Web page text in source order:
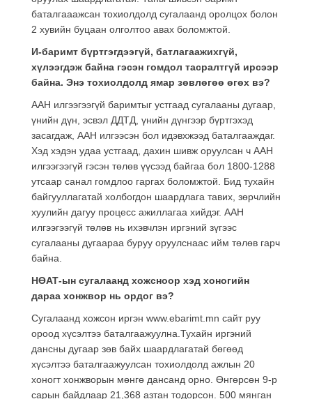
баталгааажсан тохиолдолд сугалаанд оролцох болон
2 хувийн буцаан олголтоо авах боломжтой.
И-баримт бүртгэгдээгүй, батлагаажихгүй,
хүлээгдэж байна гэсэн гомдол тасралтгүй ирсээр
байна. Энэ тохиолдолд ямар зөвлөгөө өгөх вэ?
ААН илгээгээгүй баримтыг устгаад сугалааны дугаар,
үнийн дүн, эсвэл ДДТД, үнийн дүнгээр бүртгэхэд
засагдаж, ААН илгээсэн бол идэвхжээд баталгааждаг.
Хэд хэдэн удаа устгаад, дахин шивж оруулсан ч ААН
илгээгээгүй гэсэн төлөв үүсээд байгаа бол 1800-1288
утсаар санал гомдлоо гаргах боломжтой. Бид тухайн
байгууллагатай холбогдон шаардлага тавих, зөрчлийн
хуулийн дагуу процесс ажиллагаа хийдэг. ААН
илгээгээгүй төлөв нь ихэвчлэн иргэний зүгээс
сугалааны дугаараа буруу оруулснаас ийм төлөв гарч
байна.
НӨАТ-ын сугалаанд хожсноор хэд хоногийн
дараа хонжвор нь ордог вэ?
Сугалаанд хожсон иргэн www.ebarimt.mn сайт руу
ороод хүсэлтээ баталгаажуулна.Тухайн иргэний
дансны дугаар зөв байх шаардлагатай бөгөөд
хүсэлтээ баталгаажуулсан тохиолдолд ажлын 20
хоногт хонжворын мөнгө дансанд орно. Өнгөрсөн 9-р
сарын байдлаар 21,368 азтан тодорсон. 500 мянган